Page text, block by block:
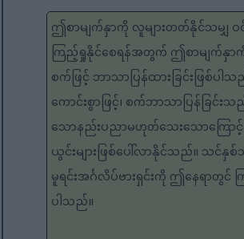
ဤစာမျက်နှာကို လူများတတ်နိုင်သမျှ ဝ
ကြည့်ရှုနိုင်စေရန်အတွက် ဤစာမျက်နှာ
စက်ဖြင့် ဘာသာပြန်ထားခြင်းဖြစ်ပါ
ကောင်းစွာဖြင့်၊ စက်ဘာသာပြန်ခြင်းသ
သောနည်းပညာမဟုတ်သေးသောကြော
ယွင်းများဖြစ်ပေါ်လာနိုင်သည်။ သင်နှ
မူရင်းအင်္ဂလိပ်ဗားရှင်းကို ဤနေရာတွင်
ပါသည်။